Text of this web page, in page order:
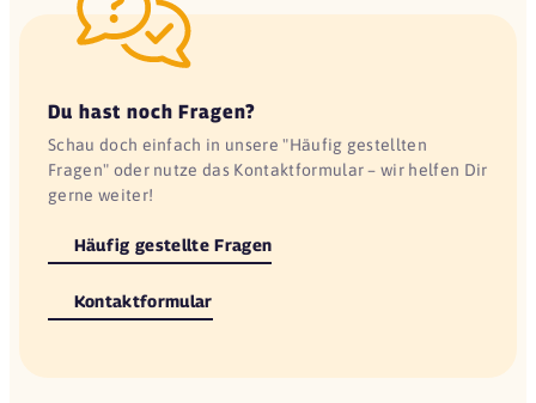
Du hast noch Fragen?
Schau doch einfach in unsere "Häufig gestellten
Fragen" oder nutze das Kontaktformular – wir helfen Dir
gerne weiter!
Häufig gestellte Fragen
Kontaktformular